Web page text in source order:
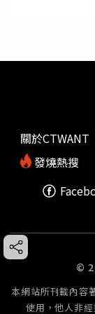
關於CTWANT
發燒熱搜
©
本網站所刊載內容
使用，他人非